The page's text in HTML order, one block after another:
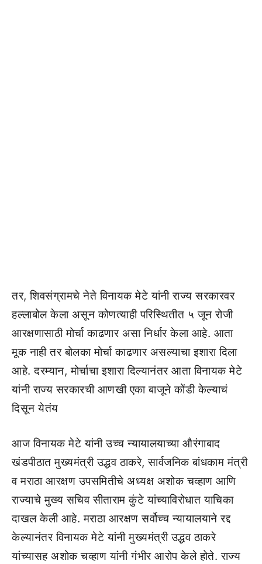
तर, शिवसंग्रामचे नेते विनायक मेटे यांनी राज्य सरकारवर
हल्लाबोल केला असून कोणत्याही परिस्थितीत ५ जून रोजी
आरक्षणासाठी मोर्चा काढणार असा निर्धार केला आहे. आता
मूक नाही तर बोलका मोर्चा काढणार असल्याचा इशारा दिला
आहे. दरम्यान, मोर्चाचा इशारा दिल्यानंतर आता विनायक मेटे
यांनी राज्य सरकारची आणखी एका बाजूने कोंडी केल्याचं
दिसून येतंय
आज विनायक मेटे यांनी उच्च न्यायालयाच्या औरंगाबाद
खंडपीठात मुख्यमंत्री उद्धव ठाकरे, सार्वजनिक बांधकाम मंत्री
व मराठा आरक्षण उपसमितीचे अध्यक्ष अशोक चव्हाण आणि
राज्याचे मुख्य सचिव सीताराम कुंटे यांच्याविरोधात याचिका
दाखल केली आहे. मराठा आरक्षण सर्वोच्च न्यायालयाने रद्द
केल्यानंतर विनायक मेटे यांनी मुख्यमंत्री उद्धव ठाकरे
यांच्यासह अशोक चव्हाण यांनी गंभीर आरोप केले होते. राज्य